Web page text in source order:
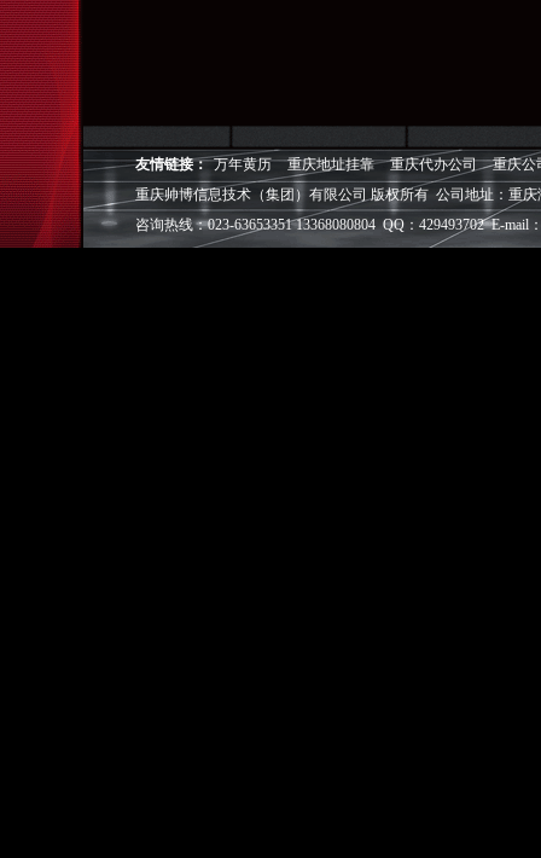
◎帅博——专业的团队
◎帅博 ——让网站突显
友情链接： 万年黄历 重庆地址挂靠 重庆代办公司
重庆公
重庆帅博信息技术（集团）有限公司 版权所有 公司地址：重
咨询热线：023-63653351 13368080804 QQ：429493702 E-mail